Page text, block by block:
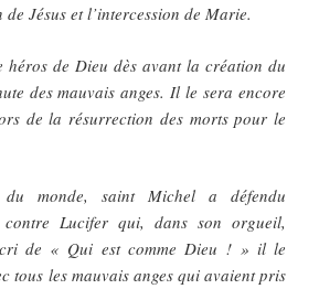
de Jésus et l’intercession de Marie.
héros de Dieu dès avant la création du
des mauvais anges. Il le sera encore
de la résurrection des morts pour le
monde, saint Michel a défendu
Lucifer qui, dans son orgueil,
cri de « Qui est comme Dieu ! » il le
tous les mauvais anges qui avaient pris